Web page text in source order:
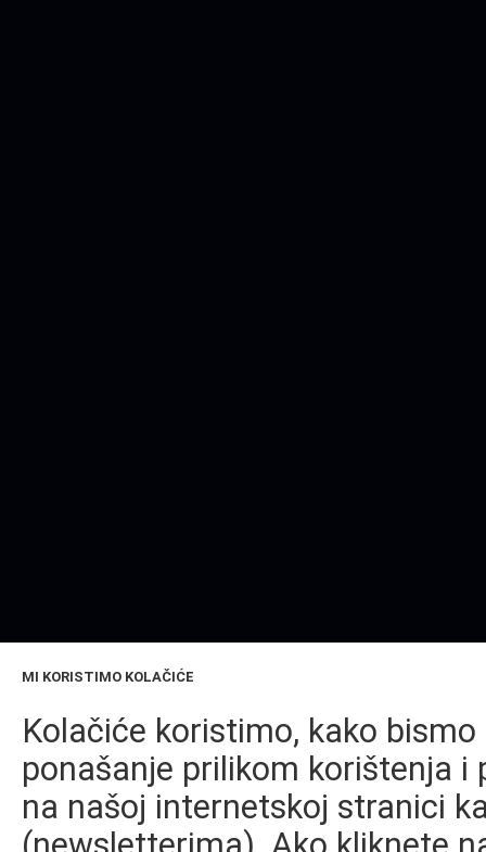
MI KORISTIMO KOLAČIĆE
Kolačiće koristimo, kako
ponašanje prilikom korištenja
na našoj internetskoj stranici